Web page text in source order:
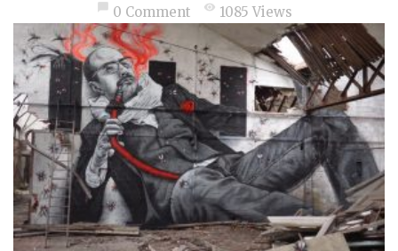
chat_bubble 0 Comment visibility 1085 Views